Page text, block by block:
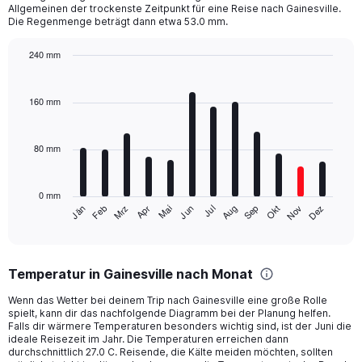
chart
has
Y
values.
Allgemeinen der trockenste Zeitpunkt für eine Reise nach Gainesville.
Die Regenmenge beträgt dann etwa 53.0 mm.
with
The
Range:
categories.
The
chart
has
Jän Feb Mrz Apr Mai Jun Jul Aug Sep Okt Nov Dez
0 mm
80 mm
160 mm
240 mm
Temperatur in Gainesville nach Monat
Wenn das Wetter bei deinem Trip nach Gainesville eine große Rolle
spielt, kann dir das nachfolgende Diagramm bei der Planung helfen.
Falls dir wärmere Temperaturen besonders wichtig sind, ist der Juni die
ideale Reisezeit im Jahr. Die Temperaturen erreichen dann
durchschnittlich 27.0 C. Reisende, die Kälte meiden möchten, sollten